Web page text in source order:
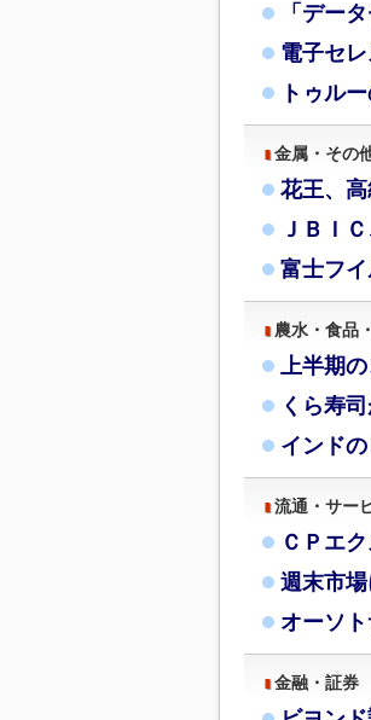
「デー
電子セ
トゥル
金属・その
花王、
ＪＢＩ
富士フ
農水・食品
上半期
くら寿
インド
流通・サー
ＣＰエ
週末市
オーソ
金融・証券